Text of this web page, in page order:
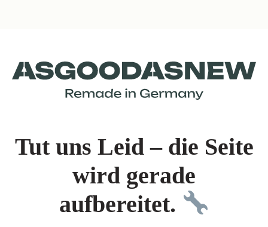
Tut uns Leid – die Seite
wird gerade
aufbereitet.